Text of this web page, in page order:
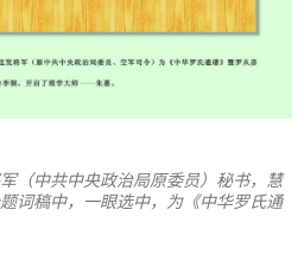
（中共中央政治局原委员）秘书，慧
词稿中，一眼选中，为《中华罗氏通